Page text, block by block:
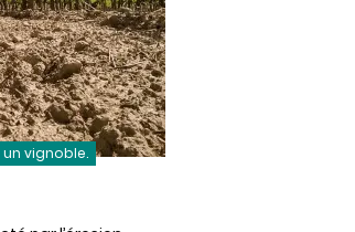
vignoble.